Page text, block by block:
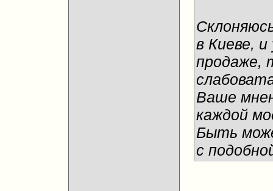
в Киеве,
продаже,
Ваше
каждой
Быть
с